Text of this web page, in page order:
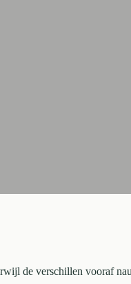
de verschillen vooraf